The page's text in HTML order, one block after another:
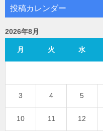
投稿カレンダー
2026年8月
月 火 水
3 4 5
10 11 12